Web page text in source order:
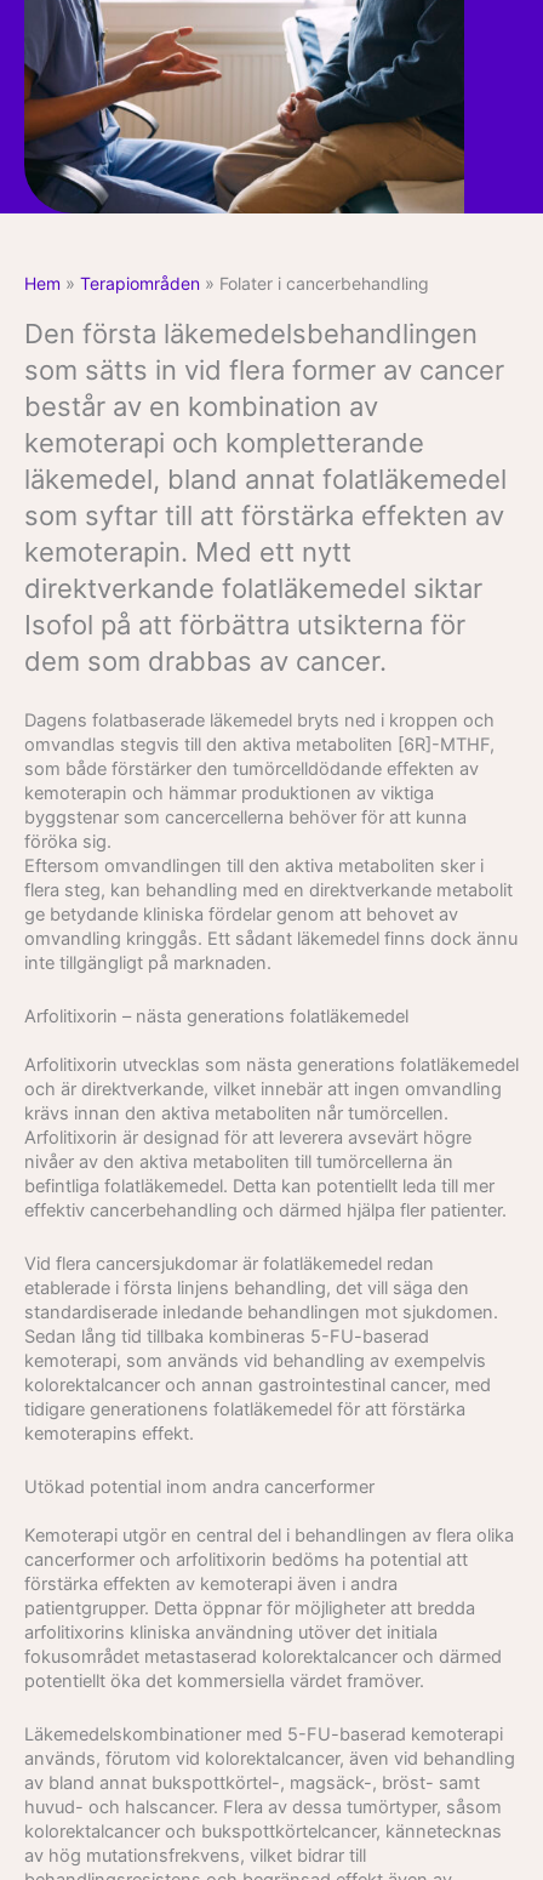
Hem » Terapiområden » Folater i cancerbehandling
Den första läkemedelsbehandlingen
som sätts in vid flera former av cancer
består av en kombination av
kemoterapi och kompletterande
läkemedel, bland annat folatläkemedel
som syftar till att förstärka effekten av
kemoterapin. Med ett nytt
direktverkande folatläkemedel siktar
Isofol på att förbättra utsikterna för
dem som drabbas av cancer.
Dagens folatbaserade läkemedel bryts ned i kroppen och
omvandlas stegvis till den aktiva metaboliten [6R]-MTHF,
som både förstärker den tumörcelldödande effekten av
kemoterapin och hämmar produktionen av viktiga
byggstenar som cancercellerna behöver för att kunna
föröka sig.
Eftersom omvandlingen till den aktiva metaboliten sker i
flera steg, kan behandling med en direktverkande metabolit
ge betydande kliniska fördelar genom att behovet av
omvandling kringgås. Ett sådant läkemedel finns dock ännu
inte tillgängligt på marknaden.
Arfolitixorin – nästa generations folatläkemedel
Arfolitixorin utvecklas som nästa generations folatläkemedel
och är direktverkande, vilket innebär att ingen omvandling
krävs innan den aktiva metaboliten når tumörcellen.
Arfolitixorin är designad för att leverera avsevärt högre
nivåer av den aktiva metaboliten till tumörcellerna än
befintliga folatläkemedel. Detta kan potentiellt leda till mer
effektiv cancerbehandling och därmed hjälpa fler patienter.
Vid flera cancersjukdomar är folatläkemedel redan
etablerade i första linjens behandling, det vill säga den
standardiserade inledande behandlingen mot sjukdomen.
Sedan lång tid tillbaka kombineras 5-FU-baserad
kemoterapi, som används vid behandling av exempelvis
kolorektalcancer och annan gastrointestinal cancer, med
tidigare generationens folatläkemedel för att förstärka
kemoterapins effekt.
Utökad potential inom andra cancerformer
Kemoterapi utgör en central del i behandlingen av flera olika
cancerformer och arfolitixorin bedöms ha potential att
förstärka effekten av kemoterapi även i andra
patientgrupper. Detta öppnar för möjligheter att bredda
arfolitixorins kliniska användning utöver det initiala
fokusområdet metastaserad kolorektalcancer och därmed
potentiellt öka det kommersiella värdet framöver.
Läkemedelskombinationer med 5-FU-baserad kemoterapi
används, förutom vid kolorektalcancer, även vid behandling
av bland annat bukspottkörtel-, magsäck-, bröst- samt
huvud- och halscancer. Flera av dessa tumörtyper, såsom
kolorektalcancer och bukspottkörtelcancer, kännetecknas
av hög mutationsfrekvens, vilket bidrar till